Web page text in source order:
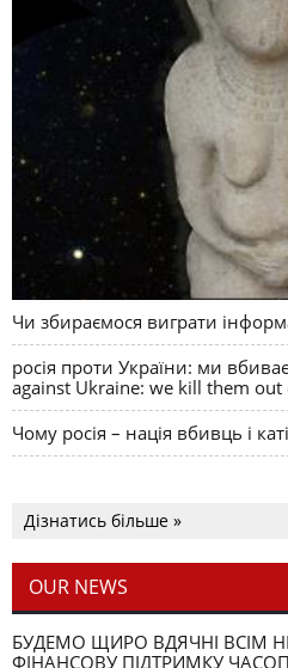
Чи збираємося виграти
росія проти України: ми
against Ukraine: we kill them out
Чому росія – нація вбивць і
Дізнатись більше »
OUR NEWS
БУДЕМО ЩИРО ВДЯЧНІ ВСІМ
ФІНАНСОВУ ПІДТРИМКУ